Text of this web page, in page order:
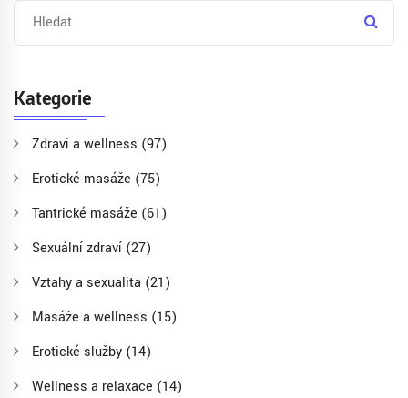
Kategorie
Zdraví a wellness (97)
Erotické masáže (75)
Tantrické masáže (61)
Sexuální zdraví (27)
Vztahy a sexualita (21)
Masáže a wellness (15)
Erotické služby (14)
Wellness a relaxace (14)